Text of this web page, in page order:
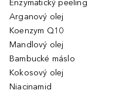
Enzymatický peeling
Arganový olej
Koenzym Q10
Mandlový olej
Bambucké máslo
Kokosový olej
Niacinamid